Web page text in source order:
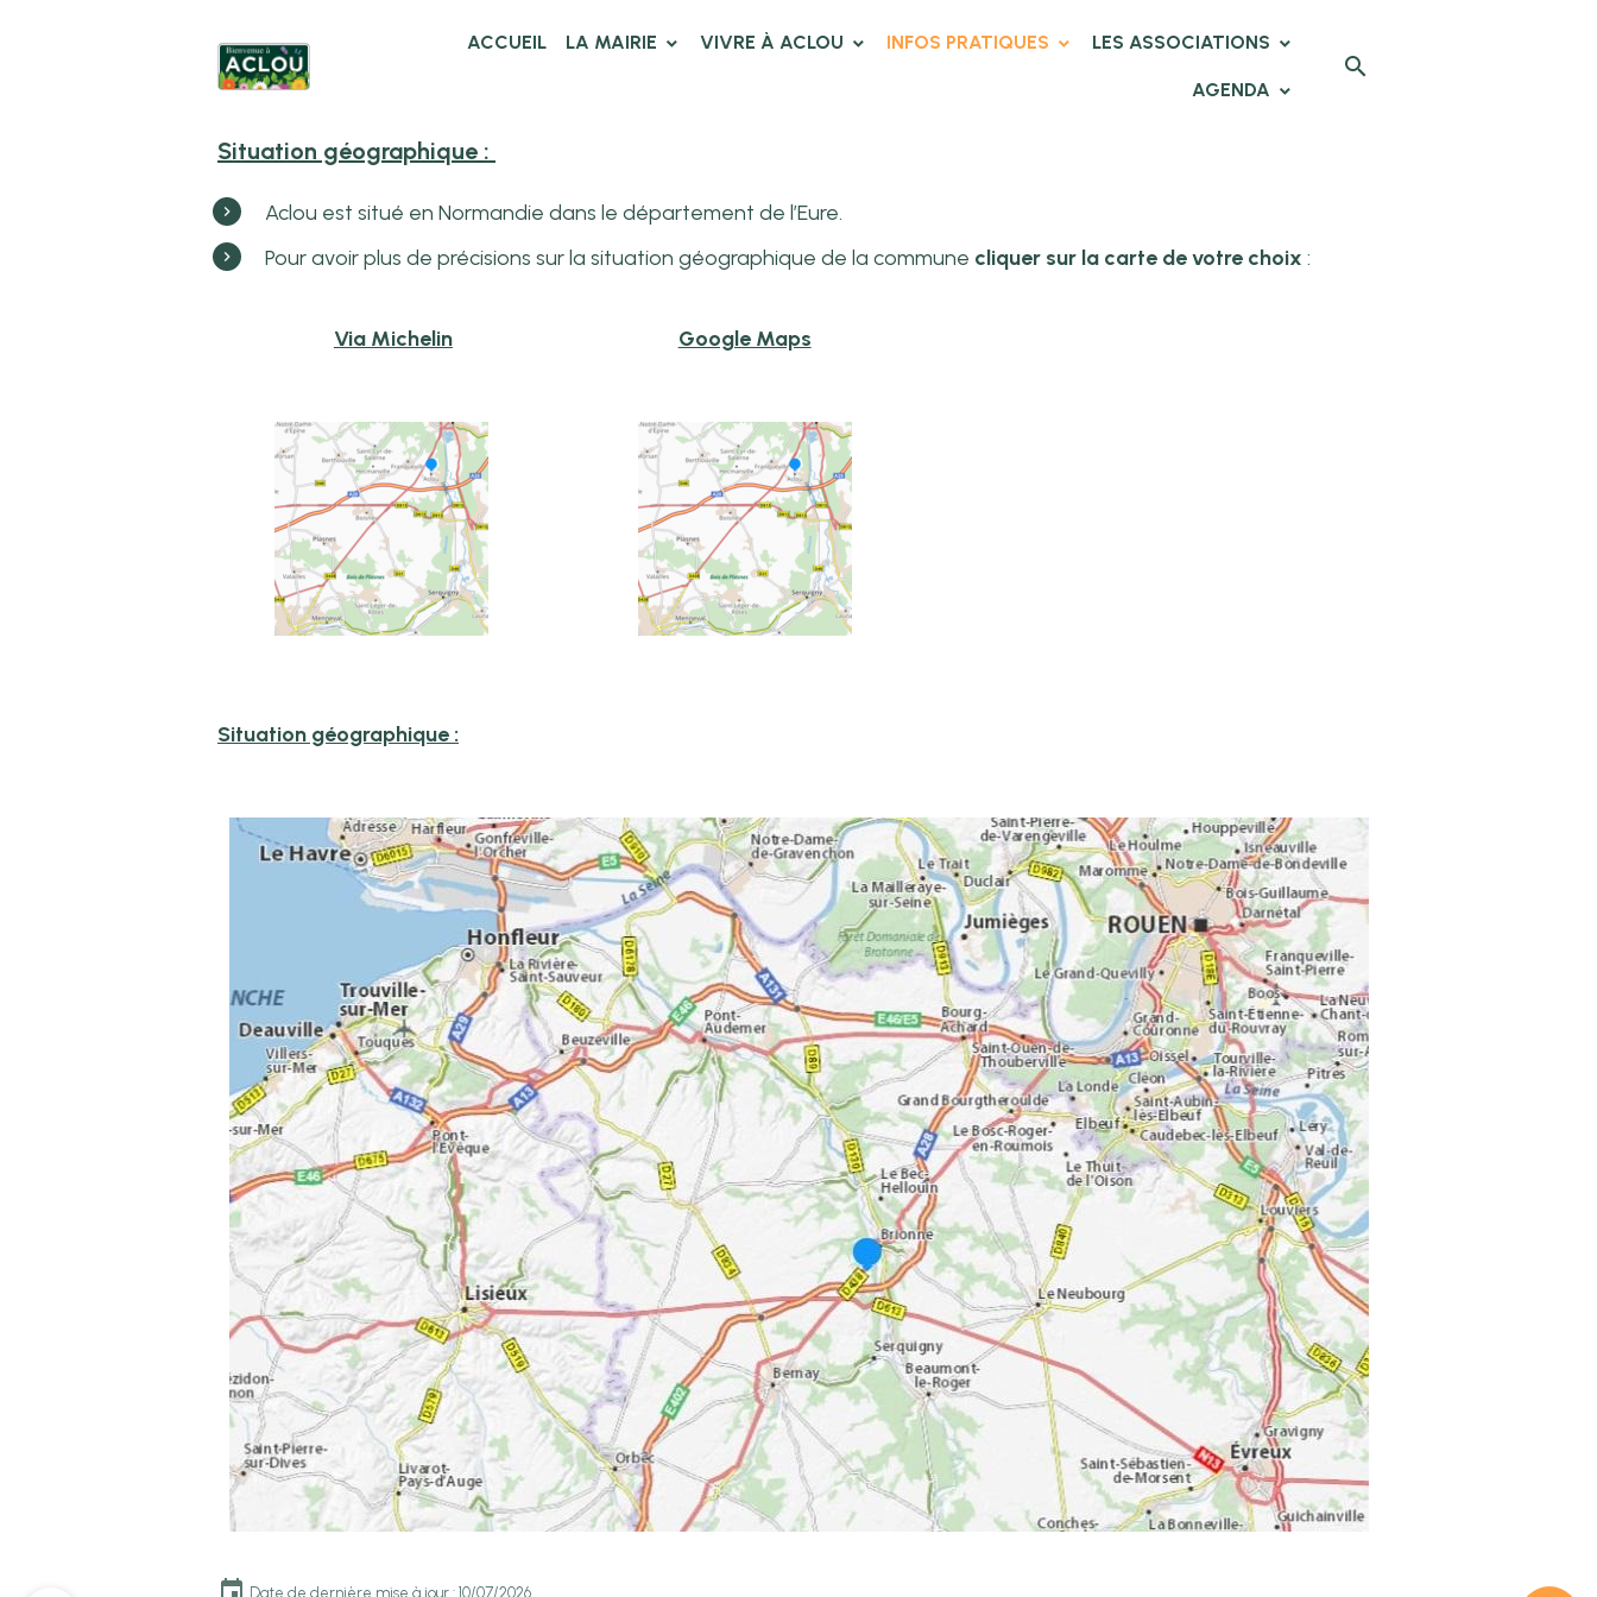
ACCUEIL LA MAIRIE VIVRE À ACLOU INFOS PRATIQUES LES ASSOCIATIONS
AGENDA
Situation géographique :
Aclou est situé en Normandie dans le département de l’Eure.
Pour avoir plus de précisions sur la situation géographique de la commune cliquer sur la carte de votre choix :
Via Michelin Google Maps
Situation géographique :
Date de dernière mise à jour : 10/07/2026